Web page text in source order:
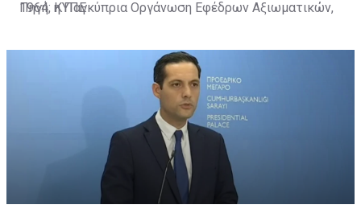
1964, η Παγκύπρια Οργάνωση Εφέδρων Αξιωματικών,
Κοινότητα Παχυάμμου.
Πηγή: ΚΥΠΕ